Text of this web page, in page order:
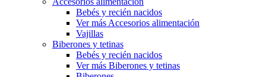
Bebés y recién nacidos
Ver más Accesorios alimentación
Vajillas
Biberones y tetinas
Bebés y recién nacidos
Ver más Biberones y tetinas